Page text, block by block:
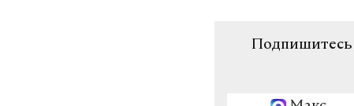
Подпишитесь